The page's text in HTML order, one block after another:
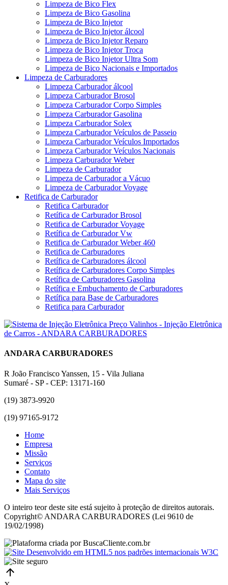
Limpeza de Bico Flex
Limpeza de Bico Gasolina
Limpeza de Bico Injetor
Limpeza de Bico Injetor álcool
Limpeza de Bico Injetor Reparo
Limpeza de Bico Injetor Troca
Limpeza de Bico Injetor Ultra Som
Limpeza de Bico Nacionais e Importados
Limpeza de Carburadores
Limpeza Carburador álcool
Limpeza Carburador Brosol
Limpeza Carburador Corpo Simples
Limpeza Carburador Gasolina
Limpeza Carburador Solex
Limpeza Carburador Veículos de Passeio
Limpeza Carburador Veículos Importados
Limpeza Carburador Veículos Nacionais
Limpeza Carburador Weber
Limpeza de Carburador
Limpeza de Carburador a Vácuo
Limpeza de Carburador Voyage
Retifica de Carburador
Retifica Carburador
Retífica de Carburador Brosol
Retifica de Carburador Voyage
Retífica de Carburador Vw
Retifica de Carburador Weber 460
Retifica de Carburadores
Retífica de Carburadores álcool
Retífica de Carburadores Corpo Simples
Retífica de Carburadores Gasolina
Retífica e Embuchamento de Carburadores
Retífica para Base de Carburadores
Retifica para Carburador
ANDARA CARBURADORES
R João Francisco Yanssen, 15 - Vila Juliana
Sumaré - SP - CEP: 13171-160
(19) 3873-9920
(19) 97165-9172
Home
Empresa
Missão
Serviços
Contato
Mapa do site
Mais Serviços
O inteiro teor deste site está sujeito à proteção de direitos autorais.
Copyright© ANDARA CARBURADORES (Lei 9610 de
19/02/1998)